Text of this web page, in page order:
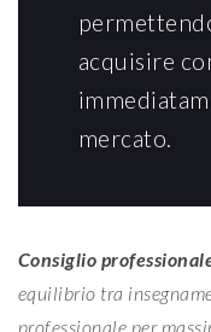
acquisire
mercato.
Consiglio
equilibrio tra
professionale per